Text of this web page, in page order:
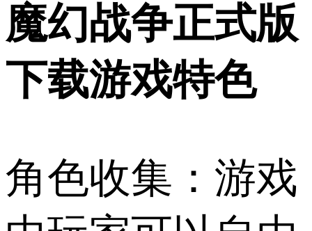
魔幻战争正式版
下载游戏特色
角色收集：游戏